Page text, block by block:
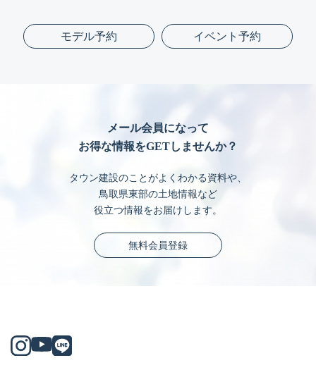
モデル予約 イベント予約
メール会員になって
お得な情報をGETしませんか？
タウン建設のことがよくわかる資料や、
鳥取県東部の土地情報など
役立つ情報をお届けします。
無料会員登録